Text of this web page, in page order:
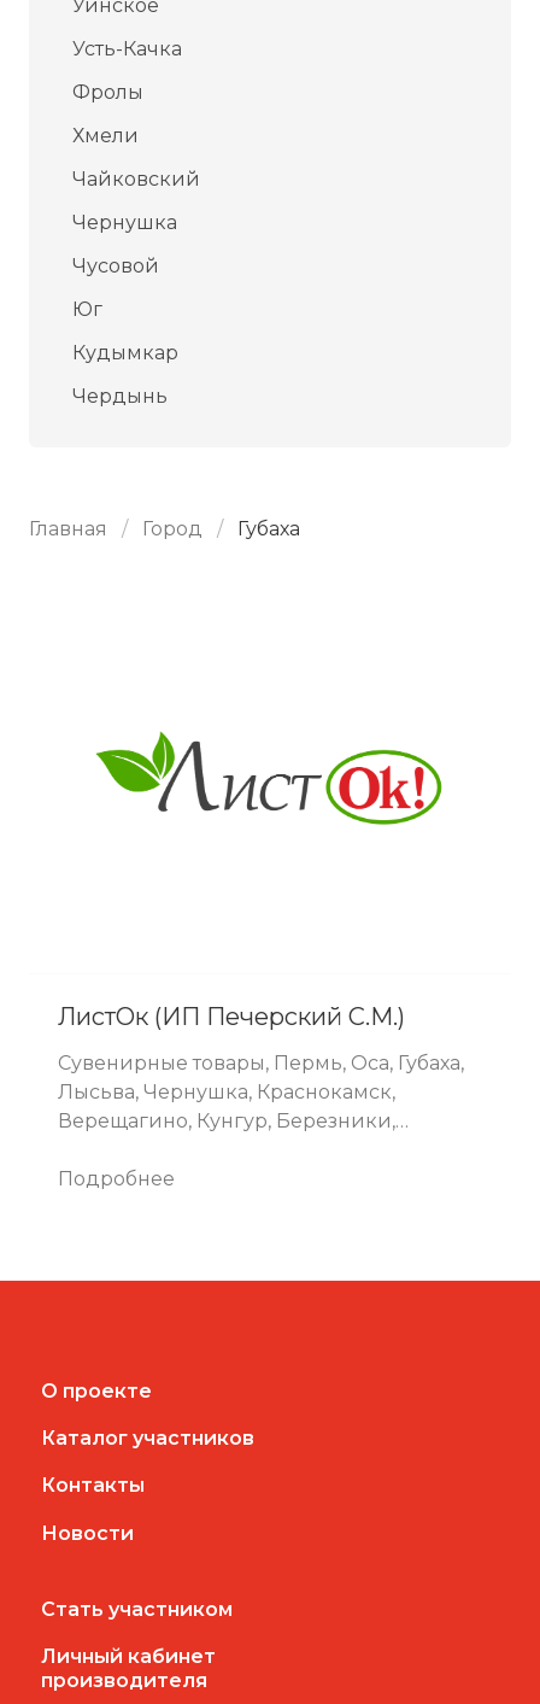
Уинское
Усть-Качка
Фролы
Хмели
Чайковский
Чернушка
Чусовой
Юг
Кудымкар
Чердынь
Главная Город Губаха
ЛистОк (ИП Печерский С.М.)
Сувенирные товары, Пермь, Оса, Губаха,
Лысьва, Чернушка, Краснокамск,
Верещагино, Кунгур, Березники,
Подробнее
О проекте
Каталог участников
Контакты
Новости
Стать участником
Личный кабинет
производителя